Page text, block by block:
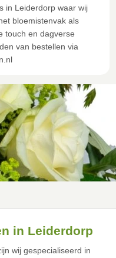
in Leiderdorp waar wij
bloemistenvak als
touch en dagverse
van bestellen via
in Leiderdorp
wij gespecialiseerd in